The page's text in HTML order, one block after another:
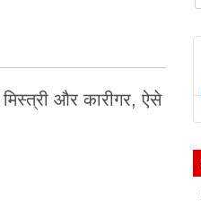
और कारीगर, ऐसे